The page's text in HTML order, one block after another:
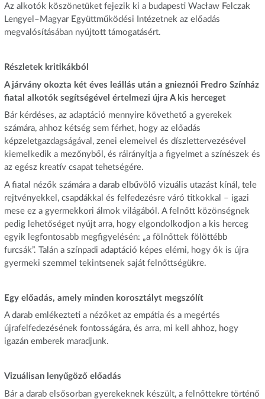
Az alkotók köszönetüket fejezik ki a budapesti Wacław Felczak
Lengyel–Magyar Együttműködési Intézetnek az előadás
megvalósításában nyújtott támogatásért.
Részletek kritikákból
A járvány okozta két éves leállás után a gnieznói Fredro Színház
fiatal alkotók segítségével értelmezi újra A kis herceget
Bár kérdéses, az adaptáció mennyire követhető a gyerekek
számára, ahhoz kétség sem férhet, hogy az előadás
képzeletgazdagságával, zenei elemeivel és díszlettervezésével
kiemelkedik a mezőnyből, és ráirányítja a figyelmet a színészek és
az egész kreatív csapat tehetségére.
A fiatal nézők számára a darab elbűvölő vizuális utazást kínál, tele
rejtvényekkel, csapdákkal és felfedezésre váró titkokkal – igazi
mese ez a gyermekkori álmok világából. A felnőtt közönségnek
pedig lehetőséget nyújt arra, hogy elgondolkodjon a kis herceg
egyik legfontosabb megfigyelésén: „a fölnőttek fölöttébb
furcsák”. Talán a színpadi adaptáció képes elérni, hogy ők is újra
gyermeki szemmel tekintsenek saját felnőttségükre.
Egy előadás, amely minden korosztályt megszólít
A darab emlékezteti a nézőket az empátia és a megértés
újrafelfedezésének fontosságára, és arra, mi kell ahhoz, hogy
igazán emberek maradjunk.
Vizuálisan lenyűgöző előadás
Bár a darab elsősorban gyerekeknek készült, a felnőttekre történő